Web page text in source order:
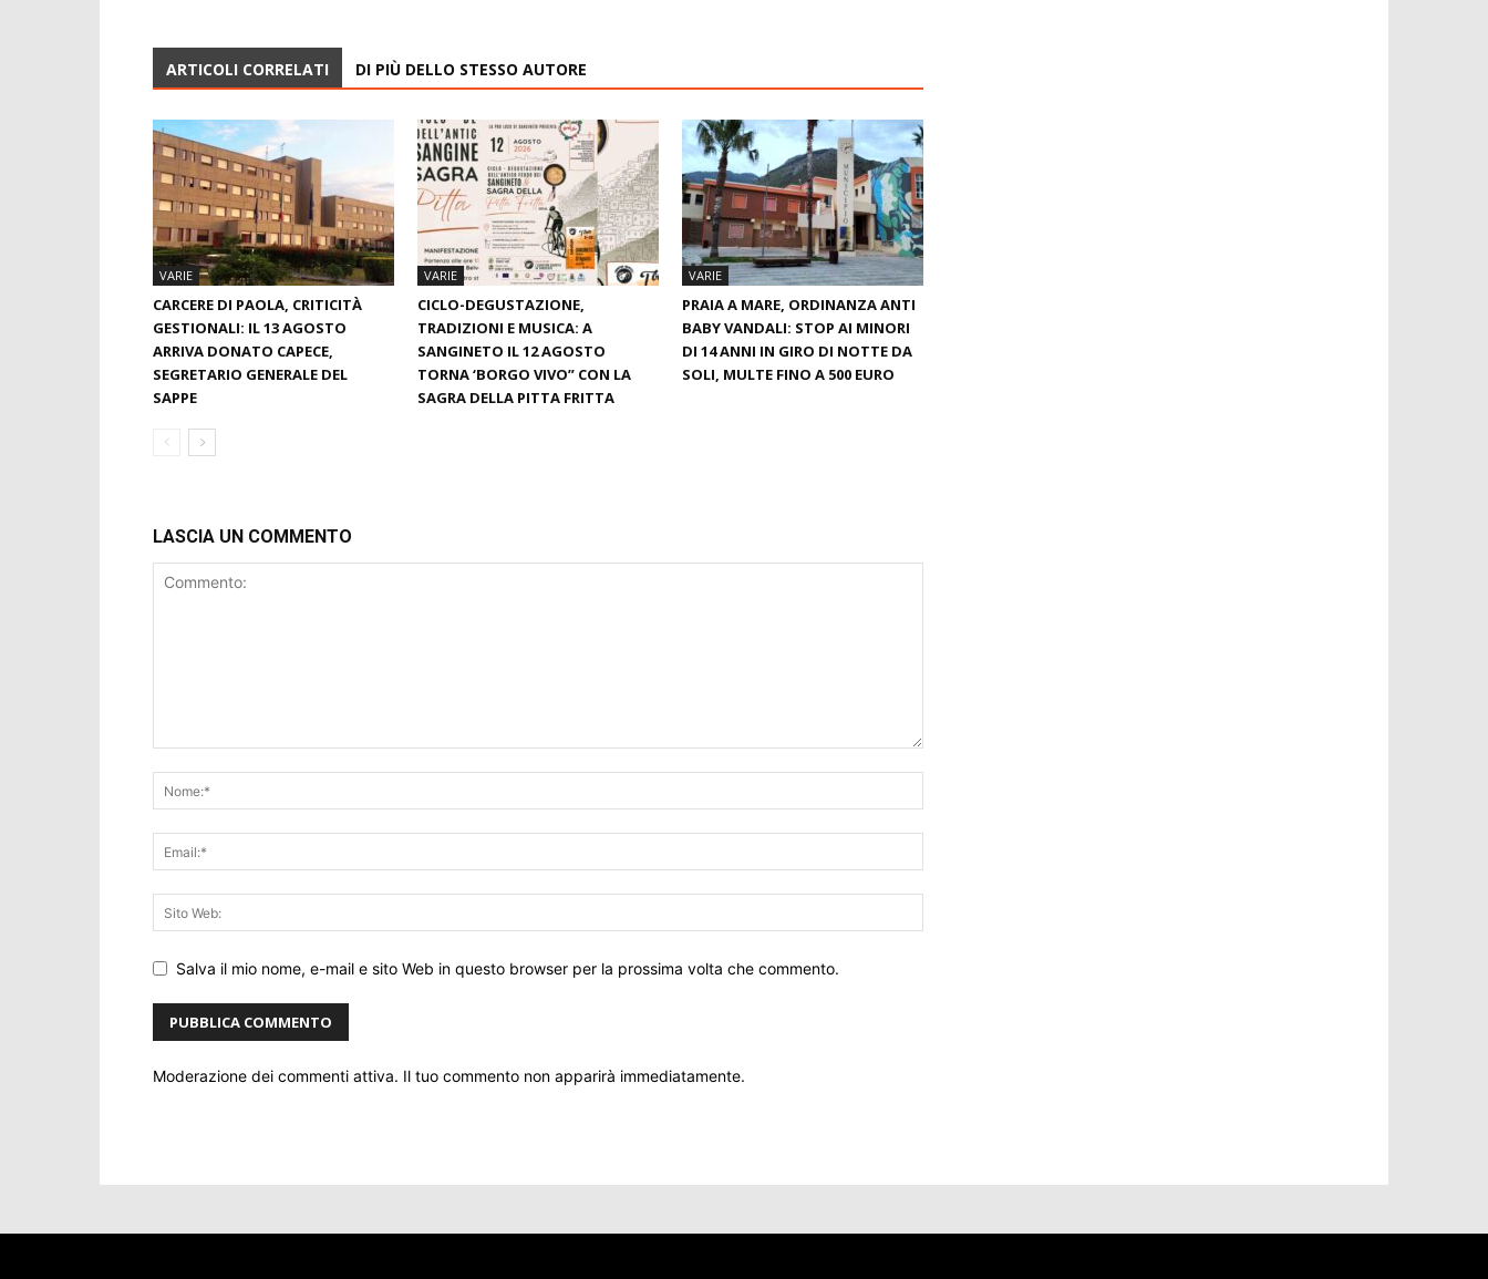
ARTICOLI CORRELATI DI PIÙ DELLO STESSO AUTORE
VARIE
CARCERE DI PAOLA, CRITICITÀ
GESTIONALI: IL 13 AGOSTO
ARRIVA DONATO CAPECE,
SEGRETARIO GENERALE DEL
SAPPE
VARIE
CICLO-DEGUSTAZIONE,
TRADIZIONI E MUSICA: A
SANGINETO IL 12 AGOSTO
TORNA ‘BORGO VIVO” CON LA
SAGRA DELLA PITTA FRITTA
VARIE
PRAIA A MARE, ORDINANZA ANTI
BABY VANDALI: STOP AI MINORI
DI 14 ANNI IN GIRO DI NOTTE DA
SOLI, MULTE FINO A 500 EURO
LASCIA UN COMMENTO
Salva il mio nome, e-mail e sito Web in questo browser per la prossima volta che commento.
Moderazione dei commenti attiva. Il tuo commento non apparirà immediatamente.